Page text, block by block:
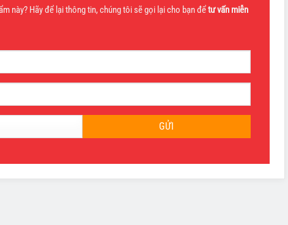
này? Hãy để lại thông tin, chúng tôi sẽ gọi lại cho bạn đểtư vấn miễn
GỬI